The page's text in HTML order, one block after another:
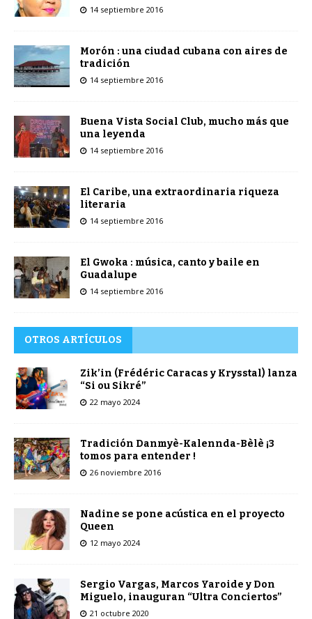
14 septiembre 2016
Morón : una ciudad cubana con aires de
tradición
14 septiembre 2016
Buena Vista Social Club, mucho más que
una leyenda
14 septiembre 2016
El Caribe, una extraordinaria riqueza
literaria
14 septiembre 2016
El Gwoka : música, canto y baile en
Guadalupe
14 septiembre 2016
OTROS ARTÍCULOS
Zik’in (Frédéric Caracas y Krysstal) lanza
“Si ou Sikré”
22 mayo 2024
Tradición Danmyè-Kalennda-Bèlè ¡3
tomos para entender !
26 noviembre 2016
Nadine se pone acústica en el proyecto
Queen
12 mayo 2024
Sergio Vargas, Marcos Yaroide y Don
Miguelo, inauguran “Ultra Conciertos”
21 octubre 2020